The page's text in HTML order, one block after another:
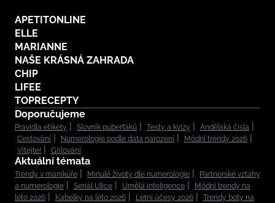
APETITONLINE
ELLE
MARIANNE
NAŠE KRÁSNÁ ZAHRADA
CHIP
LIFEE
TOPRECEPTY
Doporučujeme
Pravidla etikety Slovník puberťáků Testy a kvízy
Andělská čísla
Cestování
Numerologie podle data narození
Módní trendy 2026
Vítejte!
Grilování
Aktuální témata
Trendy v manikúře Minulé životy dle numerologie
Partnerské vztahy
a numerologie
Seriál Ulice Umělá inteligence
Módní trendy na
léto 2026
Kabelky na léto 2026 Letní účesy 2026
Trendy boty na